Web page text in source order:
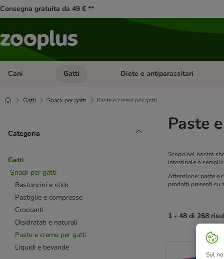
Consegna gratuita da 49 € **
Cani Apri Menu Categoria: Cani
Gatti Apri Menu Categoria: Gatti
Diete e antiparassitari
Gatti Snack per gatti Paste e creme per gatti
Categoria
Gatti
Snack per gatti
Bastoncini e stick
Pastiglie e compresse
Croccanti
Disidratati e naturali
Paste e creme per gatti
Liquidi e bevande
Paste
Scopri nel nostro
intestinale o
Attenzione: paste e
prodotti presenti su
1 - 48 di 268
product items
Sul